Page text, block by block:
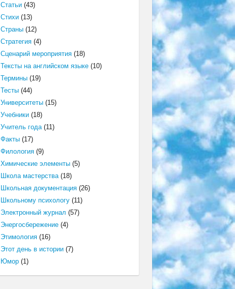
Статьи(43)
Стихи(13)
Страны(12)
Стратегия(4)
Сценарий мероприятия(18)
Тексты на английском языке(10)
Термины(19)
Тесты(44)
Университеты(15)
Учебники(18)
Учитель года(11)
Факты(17)
Филология(9)
Химические элементы(5)
Школа мастерства(18)
Школьная документация(26)
Школьному психологу(11)
Электронный журнал (57)
Энергосбережение(4)
Этимология(16)
Этот день в истории(7)
Юмор(1)